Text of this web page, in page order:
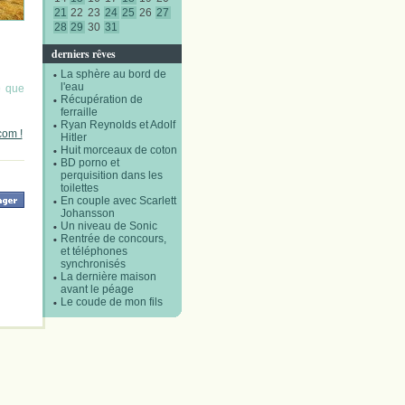
21 22 23 24 25 26 27
28 29 30 31
derniers rêves
La sphère au bord de
l'eau
Récupération de
ferraille
Ryan Reynolds et Adolf
Hitler
Huit morceaux de coton
BD porno et
perquisition dans les
toilettes
En couple avec Scarlett
Johansson
Un niveau de Sonic
Rentrée de concours,
et téléphones
synchronisés
La dernière maison
avant le péage
Le coude de mon fils
que
!